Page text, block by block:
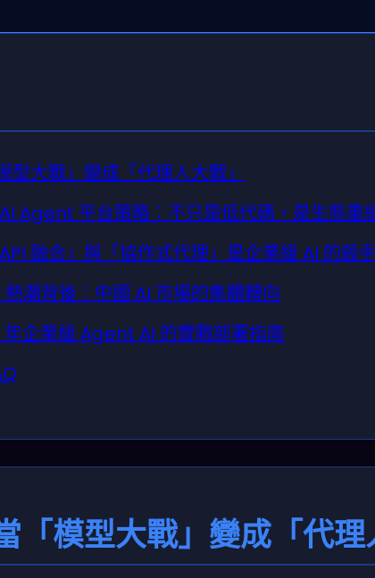
型大戰」變成「代理人大戰」
Agent 平台策略：不只是低代碼，是生態重
融合」與「協作式代理」是企業級 AI 的殺
潮背後：中國 AI 市場的集體轉向
企業級 Agent AI 的實戰部署指南
「模型大戰」變成「代理